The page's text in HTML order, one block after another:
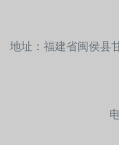
地址：福建省闽侯县